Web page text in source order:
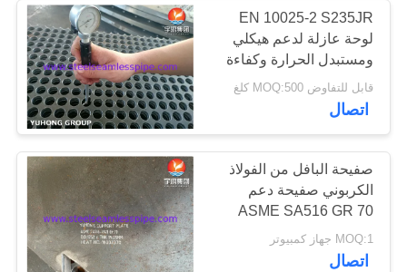
جولة
المعمل
مراقبة
الجودة
اتصل
أنبوب غير ملحوم من
الفولاذ المقاوم للصدأ
أنبوب مزدوج من
الفولاذ المقاوم للصدأ
140
EN 10025-2 S235JR
لوحة عازلة لدعم هيكلي
ومستبدل الحرارة وكفاءة
نقل الحرارة
قابل للتفاوض MOQ:500 كلغ
اتصال
صفيحة البافل من الفولاذ
الكربوني صفيحة دعم
ASME SA516 GR 70
للمبادل الحراري
MOQ:1 جهاز كمبيوتر
اتصال